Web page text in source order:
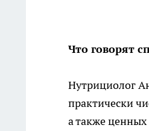
Что говорят
Нутрициолог
практически
а также